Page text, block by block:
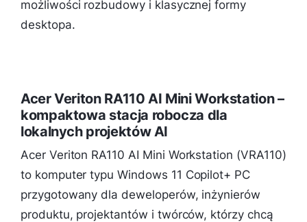
możliwości rozbudowy i klasycznej formy
desktopa.
Acer Veriton RA110 AI Mini Workstation –
kompaktowa stacja robocza dla
lokalnych projektów AI
Acer Veriton RA110 AI Mini Workstation (VRA110)
to komputer typu Windows 11 Copilot+ PC
przygotowany dla deweloperów, inżynierów
produktu, projektantów i twórców, którzy chcą